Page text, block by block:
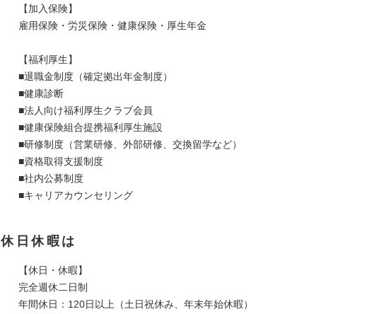
【加入保険】
雇用保険・労災保険・健康保険・厚生年金
【福利厚生】
■退職金制度（確定拠出年金制度）
■健康診断
■法人向け福利厚生クラブ会員
■健康保険組合提携福利厚生施設
■研修制度（営業研修、外部研修、交換留学など）
■資格取得支援制度
■社内公募制度
■キャリアカウンセリング
休日休暇は
【休日・休暇】
完全週休二日制
年間休日：120日以上（土日祝休み、年末年始休暇）